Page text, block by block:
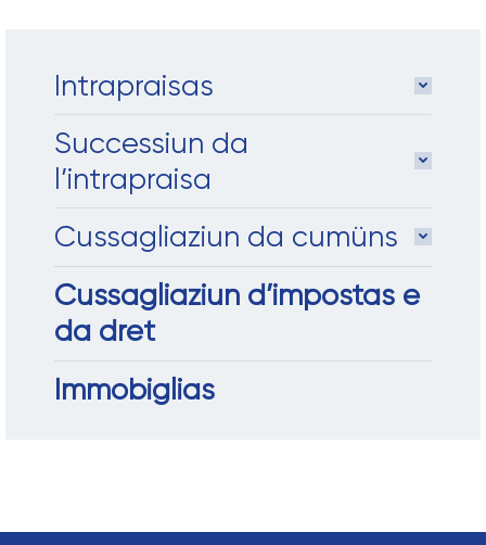
Intrapraisas
Successiun da
l’intrapraisa
Cussagliaziun da cumüns
Cussagliaziun d’impostas e
da dret
Immobiglias